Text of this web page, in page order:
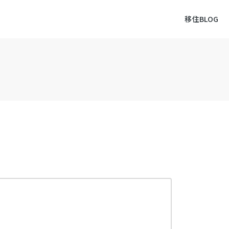
移住BLOG